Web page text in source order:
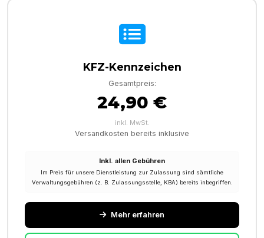
KFZ-Kennzeichen
Gesamtpreis:
24,90 €
inkl. MwSt.
Versandkosten bereits inklusive
Inkl. allen Gebühren
Im Preis für unsere Dienstleistung zur Zulassung sind sämtliche
Verwaltungsgebühren (z. B. Zulassungsstelle, KBA) bereits inbegriffen.
Mehr erfahren